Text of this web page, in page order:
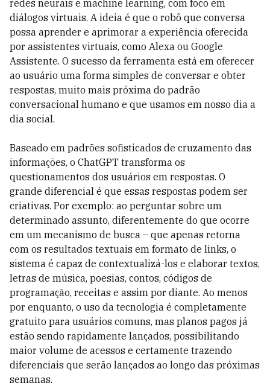
redes neurais e machine learning, com foco em
diálogos virtuais. A ideia é que o robô que conversa
possa aprender e aprimorar a experiência oferecida
por assistentes virtuais, como Alexa ou Google
Assistente. O sucesso da ferramenta está em oferecer
ao usuário uma forma simples de conversar e obter
respostas, muito mais próxima do padrão
conversacional humano e que usamos em nosso dia a
dia social.
Baseado em padrões sofisticados de cruzamento das
informações, o ChatGPT transforma os
questionamentos dos usuários em respostas. O
grande diferencial é que essas respostas podem ser
criativas. Por exemplo: ao perguntar sobre um
determinado assunto, diferentemente do que ocorre
em um mecanismo de busca – que apenas retorna
com os resultados textuais em formato de links, o
sistema é capaz de contextualizá-los e elaborar textos,
letras de música, poesias, contos, códigos de
programação, receitas e assim por diante. Ao menos
por enquanto, o uso da tecnologia é completamente
gratuito para usuários comuns, mas planos pagos já
estão sendo rapidamente lançados, possibilitando
maior volume de acessos e certamente trazendo
diferenciais que serão lançados ao longo das próximas
semanas.